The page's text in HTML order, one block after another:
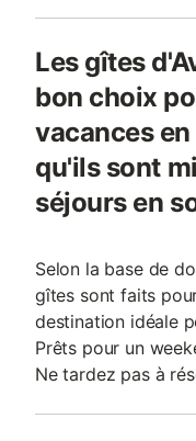
Les gîtes
bon choix
vacances
qu'ils sont
séjours en
Selon la base de
gîtes sont faits
destination idéale
Prêts pour un
Ne tardez pas à